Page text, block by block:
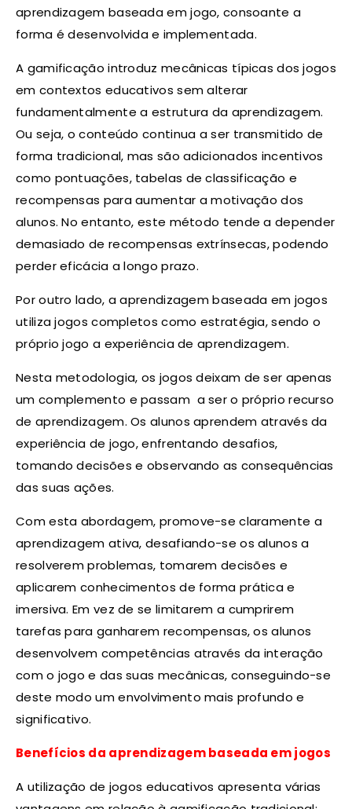
aprendizagem baseada em jogo, consoante a
forma é desenvolvida e implementada.
A gamificação introduz mecânicas típicas dos jogos
em contextos educativos sem alterar
fundamentalmente a estrutura da aprendizagem.
Ou seja, o conteúdo continua a ser transmitido de
forma tradicional, mas são adicionados incentivos
como pontuações, tabelas de classificação e
recompensas para aumentar a motivação dos
alunos. No entanto, este método tende a depender
demasiado de recompensas extrínsecas, podendo
perder eficácia a longo prazo.
Por outro lado, a aprendizagem baseada em jogos
utiliza jogos completos como estratégia, sendo o
próprio jogo a experiência de aprendizagem.
Nesta metodologia, os jogos deixam de ser apenas
um complemento e passam a ser o próprio recurso
de aprendizagem. Os alunos aprendem através da
experiência de jogo, enfrentando desafios,
tomando decisões e observando as consequências
das suas ações.
Com esta abordagem, promove-se claramente a
aprendizagem ativa, desafiando-se os alunos a
resolverem problemas, tomarem decisões e
aplicarem conhecimentos de forma prática e
imersiva. Em vez de se limitarem a cumprirem
tarefas para ganharem recompensas, os alunos
desenvolvem competências através da interação
com o jogo e das suas mecânicas, conseguindo-se
deste modo um envolvimento mais profundo e
significativo.
Benefícios da aprendizagem baseada em jogos
A utilização de jogos educativos apresenta várias